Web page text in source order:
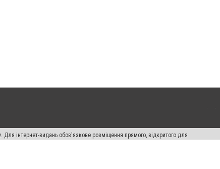
інтернет-видань обов'язкове розміщення прямого, відкритого для